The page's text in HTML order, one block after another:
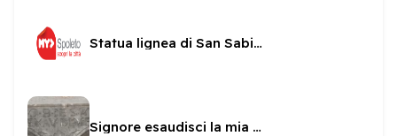
Statua lignea di San Sabino
Signore esaudisci la mia preghiera